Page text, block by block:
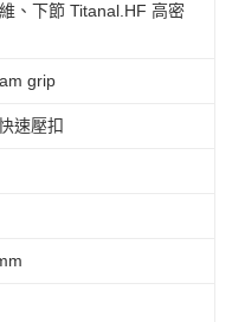
、下節 Titanal.HF 高密
grip
速壓扣